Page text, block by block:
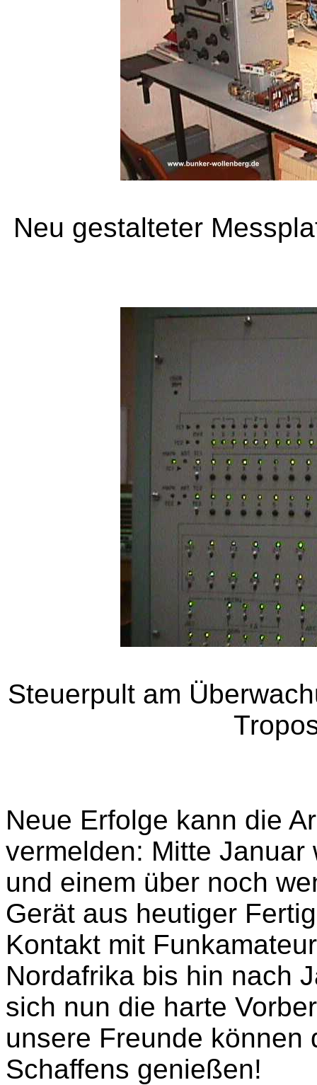
Neu gestalteter
Steuerpult am
Neue Erfolge kann die
vermelden: Mitte Januar
und einem über noch
Gerät aus heutiger
Kontakt mit
Nordafrika bis hin nach
sich nun die harte
unsere Freunde können
Schaffens genießen!